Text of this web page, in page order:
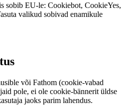
sobib EU-le: Cookiebot, CookieYes,
valikud sobivad enamikule
või Fathom (cookie-vabad
pole, ei ole cookie-bännerit üldse
jaoks parim lahendus.